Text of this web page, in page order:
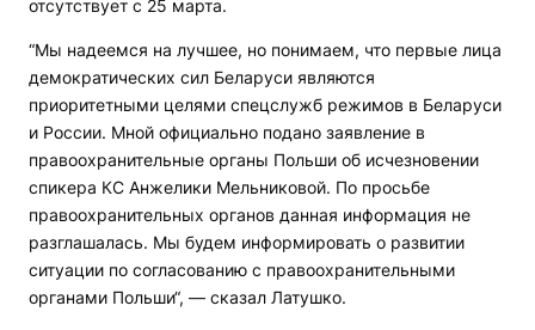
отсутствует с 25 марта.
“Мы надеемся на лучшее, но понимаем, что первые лица
демократических сил Беларуси являются
приоритетными целями спецслужб режимов в Беларуси
и России. Мной официально подано заявление в
правоохранительные органы Польши об исчезновении
спикера КС Анжелики Мельниковой. По просьбе
правоохранительных органов данная информация не
разглашалась. Мы будем информировать о развитии
ситуации по согласованию с правоохранительными
органами Польши“, — сказал Латушко.